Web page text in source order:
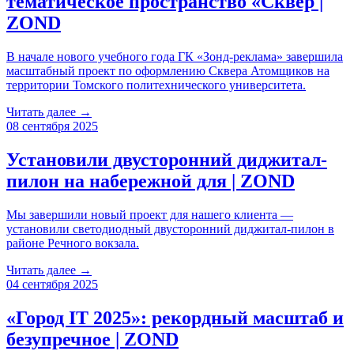
ZOND
В начале нового учебного года ГК «Зонд-реклама» завершила
масштабный проект по оформлению Сквера Атомщиков на
территории Томского политехнического университета.
Читать далее →
08 сентября 2025
Установили двусторонний диджитал-
пилон на набережной для | ZOND
Мы завершили новый проект для нашего клиента —
установили светодиодный двусторонний диджитал-пилон в
районе Речного вокзала.
Читать далее →
04 сентября 2025
«Город IT 2025»: рекордный масштаб и
безупречное | ZOND